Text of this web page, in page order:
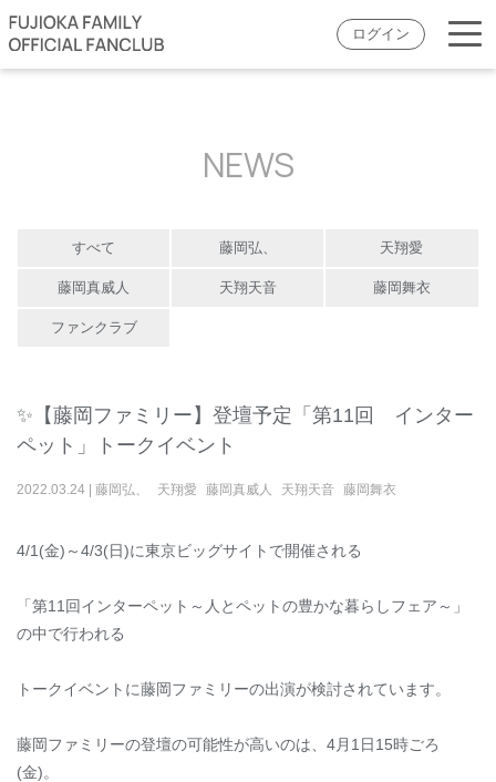
ログイン
NEWS
すべて 藤岡弘、 天翔愛
藤岡真威人 天翔天音 藤岡舞衣
ファンクラブ
✨【藤岡ファミリー】登壇予定「第11回 インター
ペット」トークイベント
2022.03.24 藤岡弘、 天翔愛 藤岡真威人 天翔天音 藤岡舞衣
4/1(金)～4/3(日)に東京ビッグサイトで開催される
「第11回インターペット～人とペットの豊かな暮らしフェア～」
の中で行われる
トークイベントに藤岡ファミリーの出演が検討されています。
藤岡ファミリーの登壇の可能性が高いのは、4月1日15時ごろ
(金)。